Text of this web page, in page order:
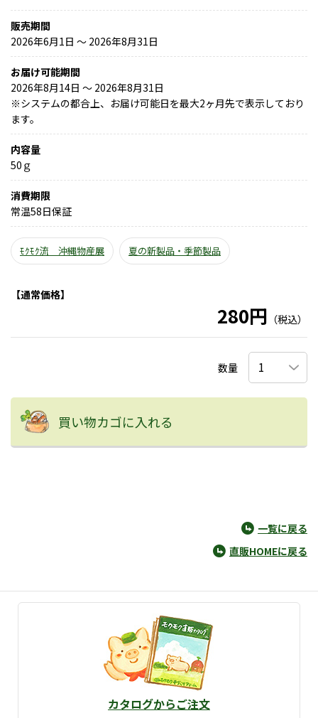
販売期間
2026年6月1日 〜 2026年8月31日
お届け可能期間
2026年8月14日 ～ 2026年8月31日
※システムの都合上、お届け可能日を最大2ヶ月先で表示しており
ます。
内容量
50ｇ
消費期限
常温58日保証
ﾓｸﾓｸ流 沖縄物産展 夏の新製品・季節製品
【通常価格】
280円 （税込）
数量
買い物カゴに入れる
一覧に戻る
直販HOMEに戻る
カタログからご注文